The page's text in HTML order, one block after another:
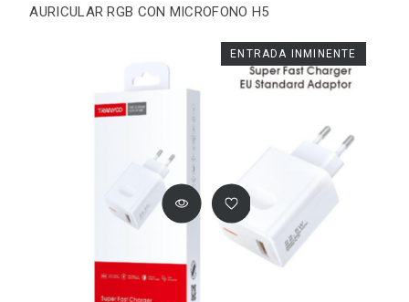
AURICULAR RGB CON MICROFONO H5
ENTRADA INMINENTE